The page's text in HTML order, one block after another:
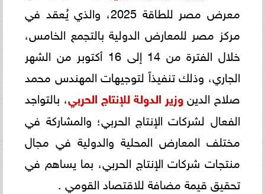
معرض مصر للطاقة 2025، والذي يُعقد في
مركز مصر للمعارض الدولية بالتجمع الخامس،
خلال الفترة من 14 إلى 16 أكتوبر من الشهر
الجاري، وذلك تنفيذاً لتوجيهات المهندس محمد
صلاح الدينوزير الدولة للإنتاج الحربي، بالتواجد
الفعال لشركات الإنتاج الحربي؛ والمشاركة في
مختلف المعارض المحلية والدولية في مجال
منتجات شركات الإنتاج الحربي، بما يساهم في
تحقيق قيمة مضافة للاقتصاد القومي .